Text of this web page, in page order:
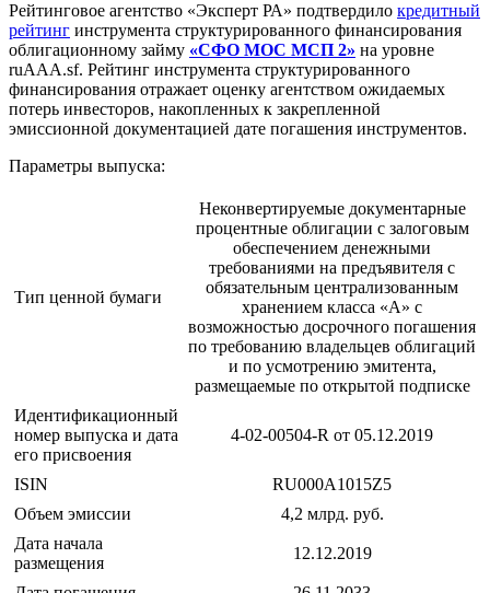
Рейтинговое агентство «Эксперт РА» подтвердило кредитный
рейтинг инструмента структурированного финансирования
облигационному займу «СФО МОС МСП 2» на уровне
ruAAA.sf. Рейтинг инструмента структурированного
финансирования отражает оценку агентством ожидаемых
потерь инвесторов, накопленных к закрепленной
эмиссионной документацией дате погашения инструментов.
Параметры выпуска:
Тип ценной бумаги
Неконвертируемые документарные
процентные облигации с залоговым
обеспечением денежными
требованиями на предъявителя с
обязательным централизованным
хранением класса «А» с
возможностью досрочного погашения
по требованию владельцев облигаций
и по усмотрению эмитента,
размещаемые по открытой подписке
Идентификационный
номер выпуска и дата
его присвоения
4-02-00504-R от 05.12.2019
ISIN
RU000A1015Z5
Объем эмиссии
4,2 млрд. руб.
Дата начала
размещения
12.12.2019